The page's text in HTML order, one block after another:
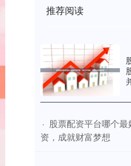
推荐阅读
· 股票配资平台哪个
资，成就财富梦想